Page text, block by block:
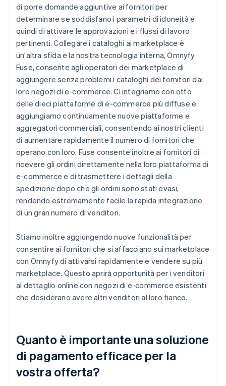
di porre domande aggiuntive ai fornitori per
determinare se soddisfano i parametri di idoneità e
quindi di attivare le approvazioni e i flussi di lavoro
pertinenti. Collegare i cataloghi ai marketplace è
un'altra sfida e la nostra tecnologia interna, Omnyfy
Fuse, consente agli operatori dei marketplace di
aggiungere senza problemi i cataloghi dei fornitori dai
loro negozi di e-commerce. Ci integriamo con otto
delle dieci piattaforme di e-commerce più diffuse e
aggiungiamo continuamente nuove piattaforme e
aggregatori commerciali, consentendo ai nostri clienti
di aumentare rapidamente il numero di fornitori che
operano con loro. Fuse consente inoltre ai fornitori di
ricevere gli ordini direttamente nella loro piattaforma di
e-commerce e di trasmettere i dettagli della
spedizione dopo che gli ordini sono stati evasi,
rendendo estremamente facile la rapida integrazione
di un gran numero di venditori.
Stiamo inoltre aggiungendo nuove funzionalità per
consentire ai fornitori che si affacciano sui marketplace
con Omnyfy di attivarsi rapidamente e vendere su più
marketplace. Questo aprirà opportunità per i venditori
al dettaglio online con negozi di e-commerce esistenti
che desiderano avere altri venditori al loro fianco.
Quanto è importante una soluzione
di pagamento efficace per la
vostra offerta?